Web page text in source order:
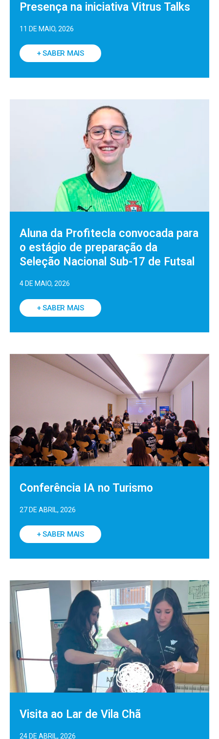
Presença na iniciativa Vitrus Talks
11 DE MAIO, 2026
+ SABER MAIS
Aluna da Profitecla convocada para
o estágio de preparação da
Seleção Nacional Sub-17 de Futsal
4 DE MAIO, 2026
+ SABER MAIS
Conferência IA no Turismo
27 DE ABRIL, 2026
+ SABER MAIS
Visita ao Lar de Vila Chã
24 DE ABRIL, 2026